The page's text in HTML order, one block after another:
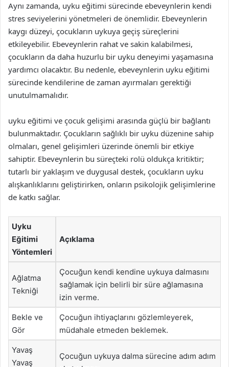
Aynı zamanda, uyku eğitimi sürecinde ebeveynlerin kendi
stres seviyelerini yönetmeleri de önemlidir. Ebeveynlerin
kaygı düzeyi, çocukların uykuya geçiş süreçlerini
etkileyebilir. Ebeveynlerin rahat ve sakin kalabilmesi,
çocukların da daha huzurlu bir uyku deneyimi yaşamasına
yardımcı olacaktır. Bu nedenle, ebeveynlerin uyku eğitimi
sürecinde kendilerine de zaman ayırmaları gerektiği
unutulmamalıdır.
uyku eğitimi ve çocuk gelişimi arasında güçlü bir bağlantı
bulunmaktadır. Çocukların sağlıklı bir uyku düzenine sahip
olmaları, genel gelişimleri üzerinde önemli bir etkiye
sahiptir. Ebeveynlerin bu süreçteki rolü oldukça kritiktir;
tutarlı bir yaklaşım ve duygusal destek, çocukların uyku
alışkanlıklarını geliştirirken, onların psikolojik gelişimlerine
de katkı sağlar.
Uyku
Eğitimi
Yöntemleri
Açıklama
Ağlatma
Tekniği
Çocuğun kendi kendine uykuya dalmasını
sağlamak için belirli bir süre ağlamasına
izin verme.
Bekle ve
Gör
Çocuğun ihtiyaçlarını gözlemleyerek,
müdahale etmeden beklemek.
Yavaş
Yavaş
Çocuğun uykuya dalma sürecine adım adım